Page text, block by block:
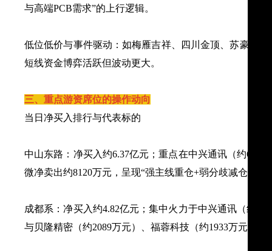
与高端PCB需求”的上行逻辑。
低位低价与事件驱动：如梅雁吉祥、四川金顶、苏豪汇
短线资金博弈活跃但波动更大。
三、重点游资席位的操作动向
当日净买入排行与代表标的
中山东路：净买入约6.37亿元；重点在中兴通讯（约6.38
微净卖出约8120万元，呈现“强主线重仓+弱分歧减仓”的
成都系：净买入约4.82亿元；集中火力于中兴通讯（约
与贝隆精密（约2089万元）、福蓉科技（约1933万元）。